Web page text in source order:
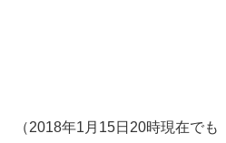
（2018年1月15日20時現在で